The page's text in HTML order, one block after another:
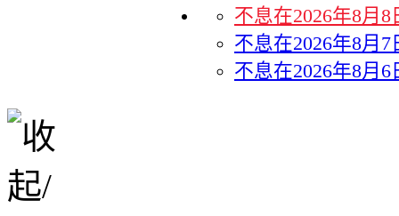
不息在2026年8月
不息在2026年8月
不息在2026年8月